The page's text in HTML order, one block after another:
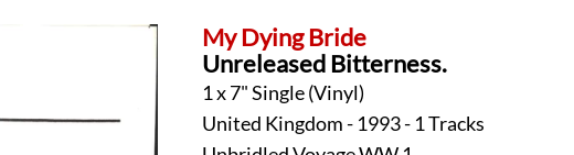
My Dying Bride
Unreleased Bitterness.
1 x 7" Single (Vinyl)
United Kingdom - 1993 - 1 Tracks